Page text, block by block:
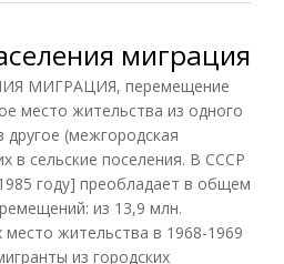
миграция
МИГРАЦИЯ, перемещение
место жительства из одного
другое (межгородская
в сельские поселения. В СССР
году] преобладает в общем
из 13,9 млн.
жительства в 1968-1969
из городских